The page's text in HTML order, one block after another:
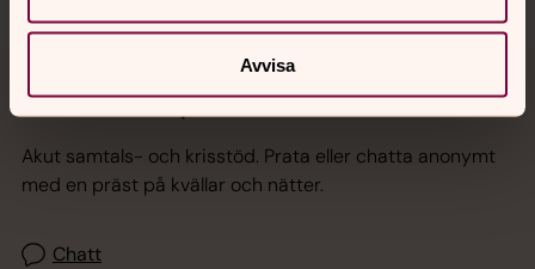
Avvisa
Jourhavande präst
Akut samtals- och krisstöd. Prata eller chatta anonymt
med en präst på kvällar och nätter.
Chatt